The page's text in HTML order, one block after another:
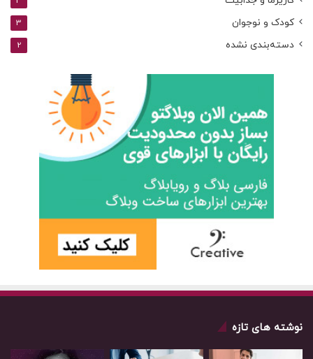
کودک و نوجوان 3
دسته‌بندی نشده 2
نوشته های تازه